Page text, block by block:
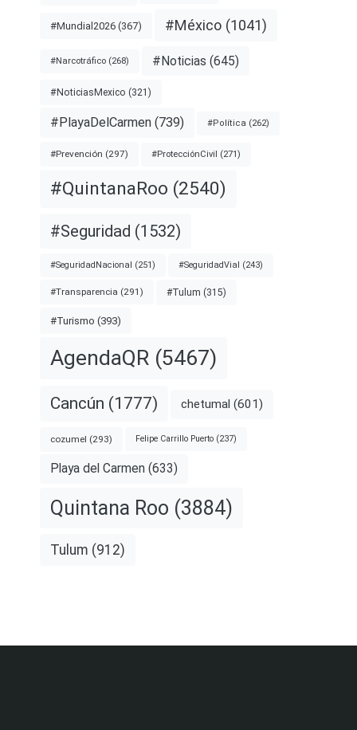
#Mundial2026 (367) #México (1041)
#Narcotráfico (268) #Noticias (645)
#NoticiasMexico (321)
#PlayaDelCarmen (739) #Política (262)
#Prevención (297) #ProtecciónCivil (271)
#QuintanaRoo (2540)
#Seguridad (1532)
#SeguridadNacional (251) #SeguridadVial (243)
#Transparencia (291) #Tulum (315)
#Turismo (393)
AgendaQR (5467)
Cancún (1777) chetumal (601)
cozumel (293) Felipe Carrillo Puerto (237)
Playa del Carmen (633)
Quintana Roo (3884)
Tulum (912)